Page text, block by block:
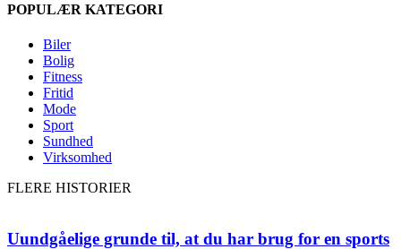
POPULÆR KATEGORI
Biler
Bolig
Fitness
Fritid
Mode
Sport
Sundhed
Virksomhed
FLERE HISTORIER
Uundgåelige grunde til, at du har brug for en sports